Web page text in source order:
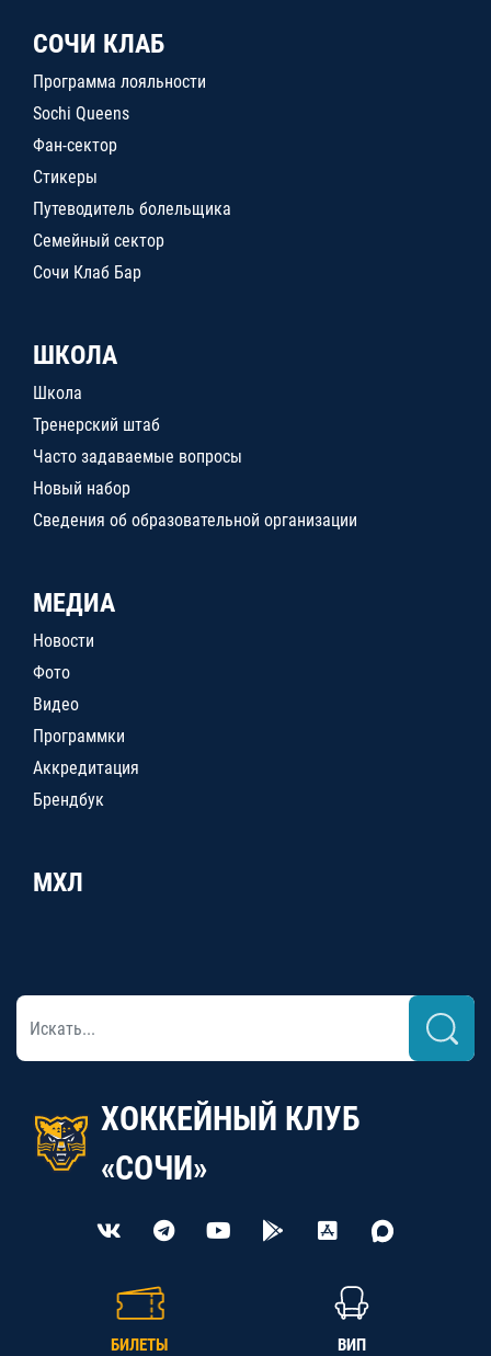
СОЧИ КЛАБ
Программа лояльности
Sochi Queens
Фан-сектор
Стикеры
Путеводитель болельщика
Семейный сектор
Сочи Клаб Бар
ШКОЛА
Школа
Тренерский штаб
Часто задаваемые вопросы
Новый набор
Сведения об образовательной организации
МЕДИА
Новости
Фото
Видео
Программки
Аккредитация
Брендбук
МХЛ
ХОККЕЙНЫЙ КЛУБ
«СОЧИ»
БИЛЕТЫ ВИП